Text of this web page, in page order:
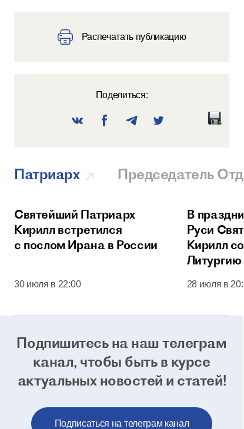
Распечатать публикацию
Поделиться:
Патриарх Председатель
Святейший Патриарх
Кирилл встретился
с послом Ирана в России
30 июля в 22:00
В
Руси
Кирилл
Кремля
28 июля в
Подпишитесь на наш телеграм
канал, чтобы быть в курсе
актуальных новостей и статей!
Подписаться на телеграм канал